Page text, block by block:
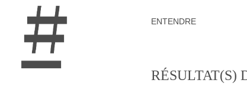
ENTENDRE
RÉSULTAT(S)